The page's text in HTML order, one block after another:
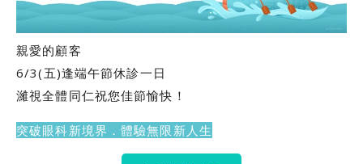
親愛的顧客
6/3(五)逢端午節休診一日
濰視全體同仁祝您佳節愉快！
突破眼科新境界．體驗無限新人生